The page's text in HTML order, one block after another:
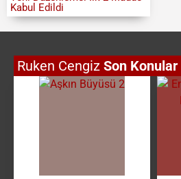
Kabul Edildi
Ruken Cengiz Son Konular